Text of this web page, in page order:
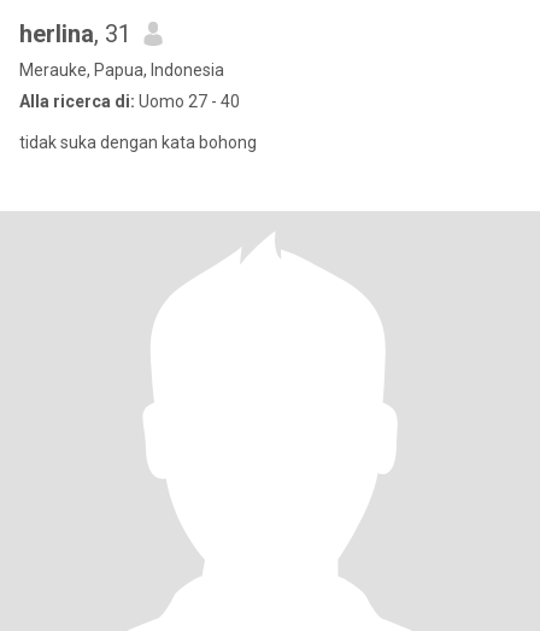
herlina, 31
Merauke, Papua, Indonesia
Alla ricerca di: Uomo 27 - 40
tidak suka dengan kata bohong